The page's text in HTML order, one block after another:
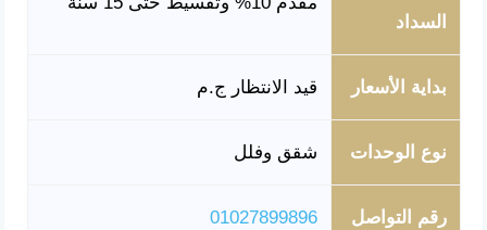
السداد
بداية الأسعار قيد الانتظار ج.م
نوع الوحدات شقق وفلل
رقم التواصل 01027899896